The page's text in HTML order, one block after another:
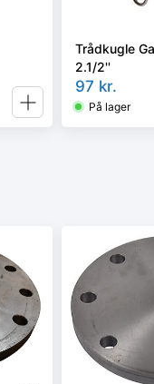
Trådkugle
2.1/2''
97 kr.
På lager